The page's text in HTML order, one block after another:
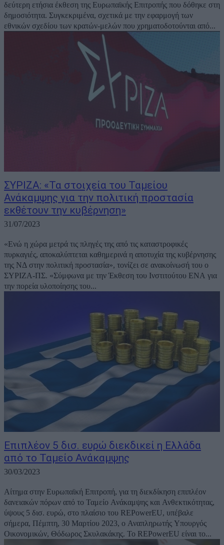
δεύτερη ετήσια έκθεση της Ευρωπαϊκής Επιτροπής που δόθηκε στη
δημοσιότητα. Συγκεκριμένα, σχετικά με την εφαρμογή των
εθνικών σχεδίου των κρατών-μελών που χρηματοδοτούνται από...
ΣΥΡΙΖΑ: «Τα στοιχεία του Ταμείου
Ανάκαμψης για την πολιτική προστασία
εκθέτουν την κυβέρνηση»
31/07/2023
«Ενώ η χώρα μετρά τις πληγές της από τις καταστροφικές
πυρκαγιές, αποκαλύπτεται καθημερινά η αποτυχία της κυβέρνησης
της ΝΔ στην πολιτική προστασία», τονίζει σε ανακοίνωσή του ο
ΣΥΡΙΖΑ-ΠΣ. «Σύμφωνα με την Έκθεση του Ινστιτούτου ΕΝΑ για
την πορεία υλοποίησης του...
Επιπλέον 5 δισ. ευρώ διεκδικεί η Ελλάδα
από το Ταμείο Ανάκαμψης
30/03/2023
Aίτημα στην Ευρωπαϊκή Επιτροπή, για τη διεκδίκηση επιπλέον
δανειακών πόρων από το Ταμείο Ανάκαμψης και Ανθεκτικότητας,
ύψους 5 δισ. ευρώ, στο πλαίσιο του REPowerEU, υπέβαλε
σήμερα, Πέμπτη, 30 Μαρτίου 2023, ο Αναπληρωτής Υπουργός
Οικονομικών, Θόδωρος Σκυλακάκης. Το REPowerEU είναι το...